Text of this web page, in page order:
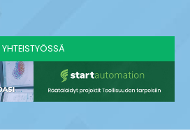
YHTEISTYÖSSÄ